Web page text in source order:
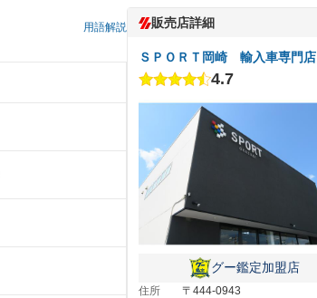
用語解説 販売店詳細
ＳＰＯＲＴ岡崎 輸入車専門店
4.7
グー鑑定加盟店
住所
〒444-0943